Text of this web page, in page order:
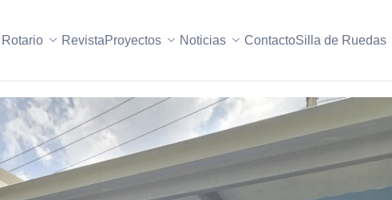
RevistaProyectos Noticias ContactoSilla de Ruedas